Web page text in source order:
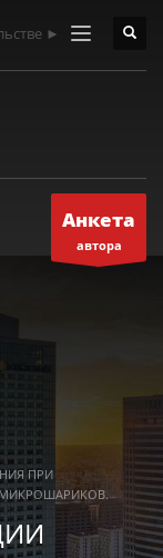
►
Анкета
автора
ПРИ